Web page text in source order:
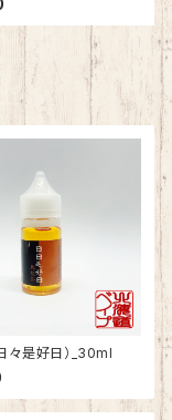
々是好日）_30ml